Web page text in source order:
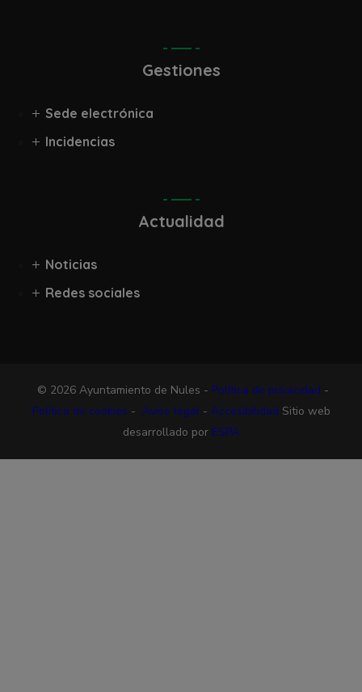
Gestiones
Sede electrónica
Incidencias
Actualidad
Noticias
Redes sociales
© 2026 Ayuntamiento de Nules - Política de privacidad -
Política de cookies - Aviso legal- Accesibilidad Sitio web
desarrollado por ESPA